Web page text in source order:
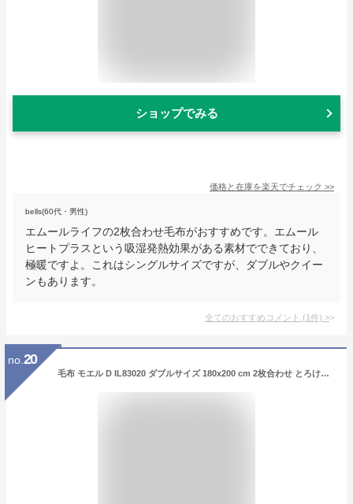
ショップでみる
価格と在庫を楽天でチェック >>
bells(60代・男性)
エムールライフの2枚合わせ毛布がおすすめです。エムール
ヒートプラスという吸湿発熱効果がある素材でできており、
極暖ですよ。これはシングルサイズですが、ダブルやクイー
ンもあります。
全てのおすすめコメント (1件) >
no. 20
毛布 モエル D IL83020 ダブルサイズ 180x200 cm 2枚合わせ とろける フランネル マイヤー ブランケット 毛布 静電気 抑制 ヘムレス チクチクしない 暖かい シンプル 肌触りがいい 毛布 ふわふわ あったかい ボリューム 洗濯機可 洗える